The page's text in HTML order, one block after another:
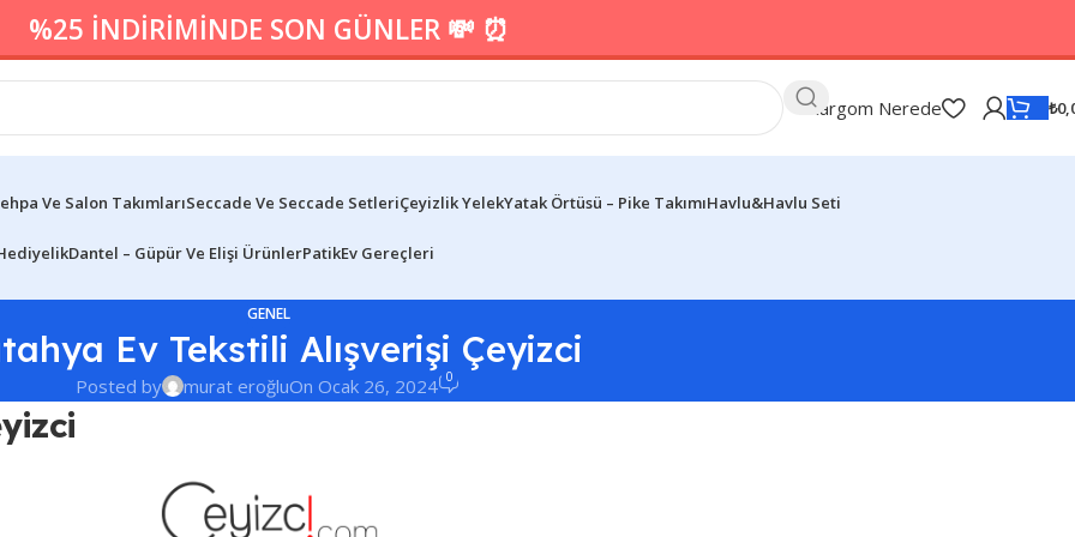
%25 İNDİRİMİNDE SON GÜNLER 💸 ⏰
Kargom Nerede ₺
Ve Salon TakımlarıSeccade Ve Seccade SetleriÇeyizlik YelekYatak Örtüsü – Pike TakımıHavlu&Havlu Seti
Dantel – Güpür Ve Elişi ÜrünlerPatikEv Gereçleri
GENEL
Ev Tekstili Alışverişi Çeyizci
Posted by murat eroğluOn Ocak 26, 2024 0